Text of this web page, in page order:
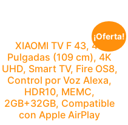
¡Oferta!
XIAOMI TV F 43, 43
Pulgadas (109 cm), 4K
UHD, Smart TV, Fire OS8,
Control por Voz Alexa,
HDR10, MEMC,
2GB+32GB, Compatible
con Apple AirPlay